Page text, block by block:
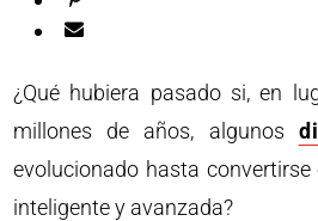
¿Qué hubiera pasado si, en
millones de años, algunos
evolucionado hasta
inteligente y avanzada?